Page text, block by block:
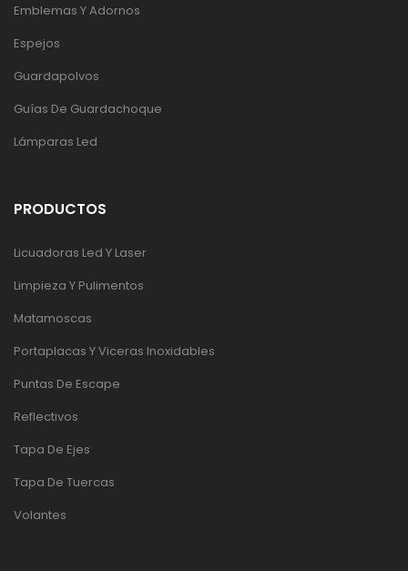
Emblemas Y Adornos
Espejos
Guardapolvos
Guías De Guardachoque
Lámparas Led
PRODUCTOS
Licuadoras Led Y Laser
Limpieza Y Pulimentos
Matamoscas
Portaplacas Y Viceras Inoxidables
Puntas De Escape
Reflectivos
Tapa De Ejes
Tapa De Tuercas
Volantes